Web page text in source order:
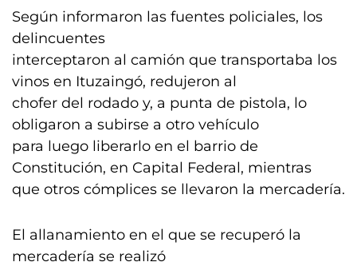
Según informaron las fuentes policiales, los
delincuentes
interceptaron al camión que transportaba los
vinos en Ituzaingó, redujeron al
chofer del rodado y, a punta de pistola, lo
obligaron a subirse a otro vehículo
para luego liberarlo en el barrio de
Constitución, en Capital Federal, mientras
que otros cómplices se llevaron la mercadería.
El allanamiento en el que se recuperó la
mercadería se realizó